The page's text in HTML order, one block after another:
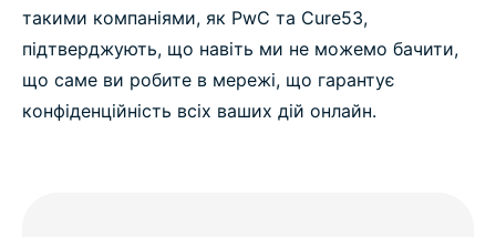
такими компаніями, як PwC та Cure53,
підтверджують, що навіть ми не можемо бачити,
що саме ви робите в мережі, що гарантує
конфіденційність всіх ваших дій онлайн.